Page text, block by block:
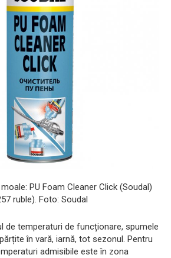
PU Foam Cleaner Click (Soudal)
ruble). Foto: Soudal
de temperaturi de funcționare, spumele
în vară, iarnă, tot sezonul. Pentru
admisibile este în zona